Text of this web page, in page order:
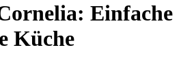
Einfache
Küche